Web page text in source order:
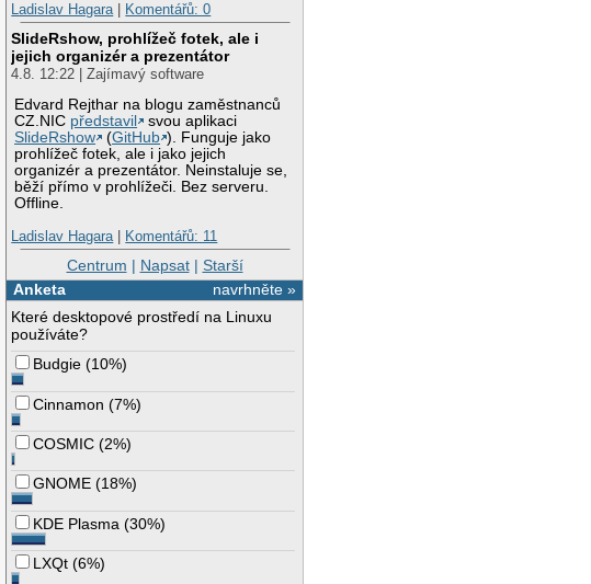
Ladislav Hagara| Komentářů: 0
SlideRshow, prohlížeč fotek, ale i
jejich organizér a prezentátor
4.8. 12:22 | Zajímavý software
Edvard Rejthar na blogu zaměstnanců
CZ.NIC představil
svou aplikaci
SlideRshow
(GitHub ). Funguje jako
prohlížeč fotek, ale i jako jejich
organizér a prezentátor. Neinstaluje se,
běží přímo v prohlížeči. Bez serveru.
Offline.
Ladislav Hagara| Komentářů: 11
Centrum | Napsat| Starší
navrhněte »
Anketa
Které desktopové prostředí na Linuxu
používáte?
Budgie (10%)
Cinnamon (7%)
COSMIC (2%)
GNOME (18%)
KDE Plasma (30%)
LXQt (6%)